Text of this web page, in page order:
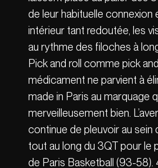
de leur habituelle connexion
intérieur tant redoutée, les
au rythme des filoches à
Pick and roll comme pick
médicament ne parvient à
made in Paris au marquage
merveilleusement bien.
continue de pleuvoir au sein
tout au long du 3QT pour le
de Paris Basketball (93-58).